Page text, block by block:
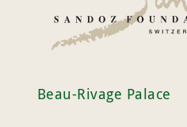
Beau-Rivage Palace